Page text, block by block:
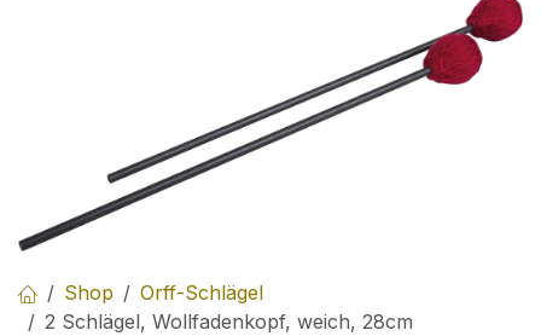
Shop
Orff-Schlägel
2 Schlägel, Wollfadenkopf, weich, 28cm